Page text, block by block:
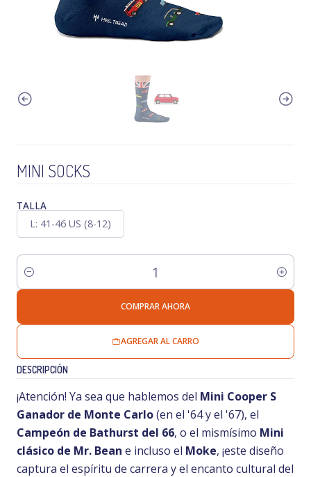
MINI SOCKS
TALLA
L: 41-46 US (8-12)
Cantidad
AGREGAR AL CARRO
COMPRAR AHORA
DESCRIPCIÓN
¡Atención! Ya sea que hablemos del Mini Cooper S
Ganador de Monte Carlo(en el '64 y el '67), el
Campeón de Bathurst del 66, o el mismísimo Mini
clásico de Mr. Bean e incluso el Moke, ¡este diseño
captura el espíritu de carrera y el encanto cultural del